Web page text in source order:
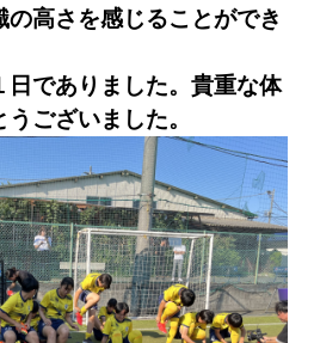
高さを感じることができ
日でありました。貴重な体
ございました。